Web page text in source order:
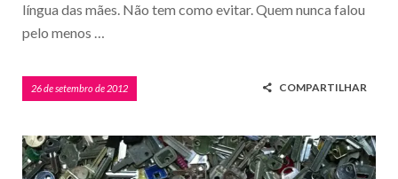
língua das mães. Não tem como evitar. Quem nunca falou
pelo menos …
26 de setembro de 2012 COMPARTILHAR